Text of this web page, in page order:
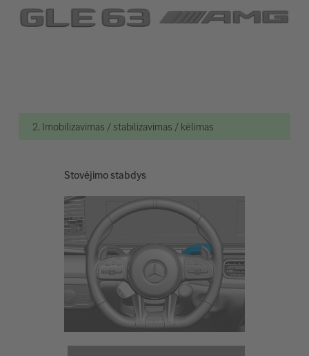
2. Imobilizavimas / stabilizavimas / kėlimas
Stovėjimo stabdys